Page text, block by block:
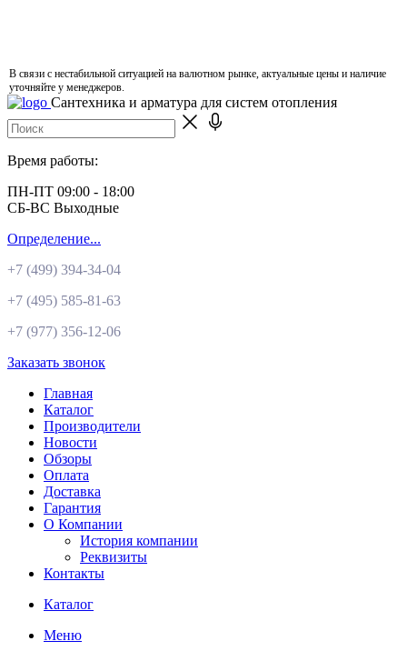
В связи с нестабильной ситуацией на валютном рынке, актуальные цены и наличие
уточняйте у менеджеров.
Сантехника и арматура для систем отопления
Время работы:
ПН-ПТ 09:00 - 18:00
СБ-ВС Выходные
Определение...
+7 (499) 394-34-04
+7 (495) 585-81-63
+7 (977) 356-12-06
Заказать звонок
Главная
Каталог
Производители
Новости
Обзоры
Оплата
Доставка
Гарантия
О Компании
История компании
Реквизиты
Контакты
Каталог
Меню